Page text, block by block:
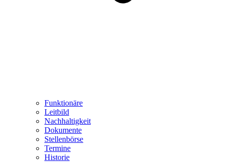
Funktionäre
Leitbild
Nachhaltigkeit
Dokumente
Stellenbörse
Termine
Historie